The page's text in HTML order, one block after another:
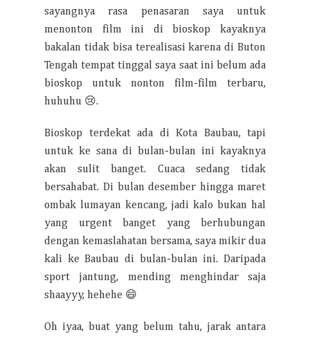
sayangnya rasa penasaran saya untuk
menonton film ini di bioskop kayaknya
bakalan tidak bisa terealisasi karena di Buton
Tengah tempat tinggal saya saat ini belum ada
bioskop untuk nonton film-film terbaru,
huhuhu 😢.
Bioskop terdekat ada di Kota Baubau, tapi
untuk ke sana di bulan-bulan ini kayaknya
akan sulit banget. Cuaca sedang tidak
bersahabat. Di bulan desember hingga maret
ombak lumayan kencang, jadi kalo bukan hal
yang urgent banget yang berhubungan
dengan kemaslahatan bersama, saya mikir dua
kali ke Baubau di bulan-bulan ini. Daripada
sport jantung, mending menghindar saja
shaayyy, hehehe 😄
Oh iyaa, buat yang belum tahu, jarak antara